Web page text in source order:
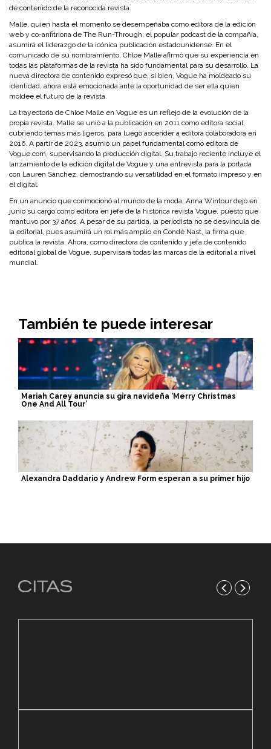
de contenido de la reconocida revista.
Malle, quien hasta el momento se desempeñaba como editora de la edición
web y co-anfitriona de The Run-Through, el popular podcast de la compañía,
asumirá el liderazgo de la icónica publicación estadounidense. En el
comunicado de su nombramiento, Chloe Malle afirmó que su experiencia en
todas las plataformas de la revista ha sido fundamental para su desarrollo. La
nueva directora de contenido expresó que, si bien, Vogue ha moldeado su
identidad, ahora está emocionada ante la oportunidad de ser ella quien
moldee el futuro de la revista.
La trayectoria de Chloe Malle en Vogue es un reflejo de la evolución de la
propia revista. Malle se unió a la publicación en 2011 como editora social,
cubriendo temas más ligeros, para luego ascender a editora colaboradora en
2016. A partir de 2023, asumió un papel fundamental como editora de
Vogue.com, supervisando la producción digital. Su trabajo reciente incluye el
lanzamiento de la edición digital de Vogue y una entrevista para la portada
con Lauren Sánchez, demostrando su versatilidad en el formato impreso y en
el digital.
En un anuncio que conmocionó al mundo de la moda, Anna Wintourdejó en
junio su cargo como editora en jefe de la histórica revista Vogue, puesto que
mantuvo por 37 años. A pesar de su partida, la periodista no se desvincula de
la editorial, pues asumirá un rol más amplio en Condé Nast, la firma que
publica la revista. Ahora, como directora de contenido y jefa de contenido
editorial global de Vogue, supervisará todas las marcas de la editorial a nivel
mundial.
También te puede interesar
Mariah Carey anuncia su gira navideña ‘Merry Christmas
One And All Tour’
Alexandra Daddario y Andrew Form esperan a su primer hijo